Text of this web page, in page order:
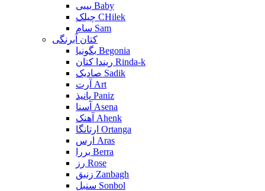
بیبی Baby
چیلک CHilek
سام Sam
کتان آبرنگی
بگونیا Begonia
ریندا کتان Rinda-k
صادیک Sadik
آرت Art
پانیذ Paniz
آسنا Asena
آهنک Ahenk
ارتانگا Ortanga
ارس Aras
بررا Berra
رز Rose
زنبق Zanbagh
سنبل Sonbol